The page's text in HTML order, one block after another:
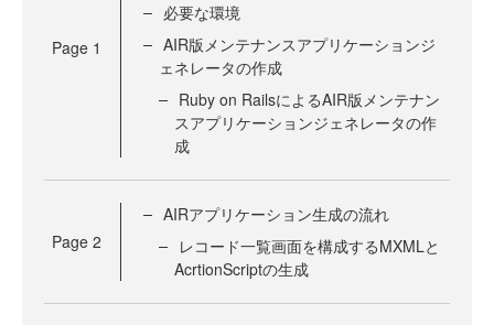
Page 1
必要な環境
AIR版メンテナンスアプリケーションジ
ェネレータの作成
Ruby on RailsによるAIR版メンテナン
スアプリケーションジェネレータの作
成
Page 2
AIRアプリケーション生成の流れ
レコード一覧画面を構成するMXMLと
AcrtionScriptの生成